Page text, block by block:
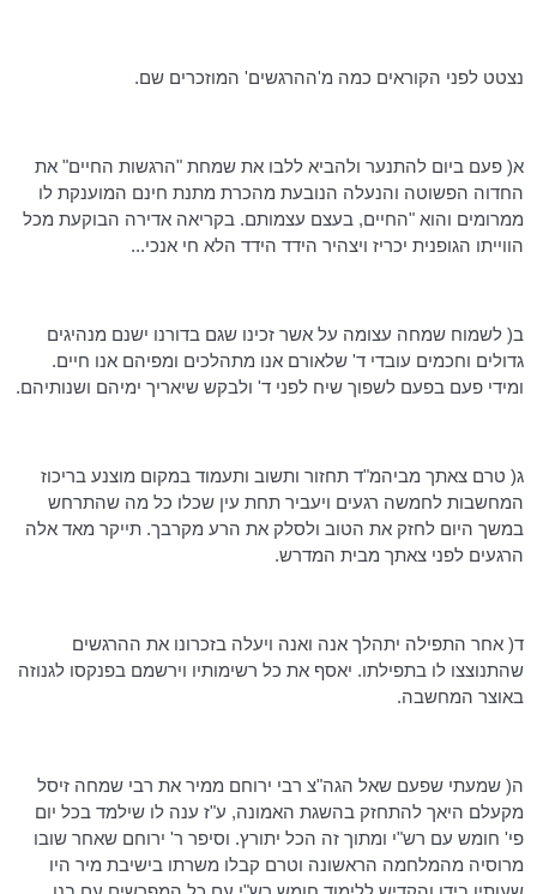
נצטט לפני הקוראים כמה מ'ההרגשים' המוזכרים שם.
א( פעם ביום להתנער ולהביא ללבו את שמחת "הרגשות החיים" את
החדוה הפשוטה והנעלה הנובעת מהכרת מתנת חינם המוענקת לו
ממרומים והוא "החיים, בעצם עצמותם. בקריאה אדירה הבוקעת מכל
הווייתו הגופנית יכריז ויצהיר הידד הידד הלא חי אנכי...
ב( לשמוח שמחה עצומה על אשר זכינו שגם בדורנו ישנם מנהיגים
גדולים וחכמים עובדי ד' שלאורם אנו מתהלכים ומפיהם אנו חיים.
ומידי פעם בפעם לשפוך שיח לפני ד' ולבקש שיאריך ימיהם ושנותיהם.
ג( טרם צאתך מביהמ"ד תחזור ותשוב ותעמוד במקום מוצנע בריכוז
המחשבות לחמשה רגעים ויעביר תחת עין שכלו כל מה שהתרחש
במשך היום לחזק את הטוב ולסלק את הרע מקרבך. תייקר מאד אלה
הרגעים לפני צאתך מבית המדרש.
ד( אחר התפילה יתהלך אנה ואנה ויעלה בזכרונו את ההרגשים
שהתנוצצו לו בתפילתו. יאסף את כל רשימותיו וירשמם בפנקסו לגנוזה
באוצר המחשבה.
ה( שמעתי שפעם שאל הגה"צ רבי ירוחם ממיר את רבי שמחהזיסל
מקעלם היאך להתחזק בהשגת האמונה, ע"ז ענה לו שילמד בכל יום
פי' חומש עם רש"י ומתוך זה הכל יתורץ. וסיפר ר' ירוחם שאחר שובו
מרוסיה מהמלחמה הראשונה וטרם קבלו משרתו בישיבת מיר היו